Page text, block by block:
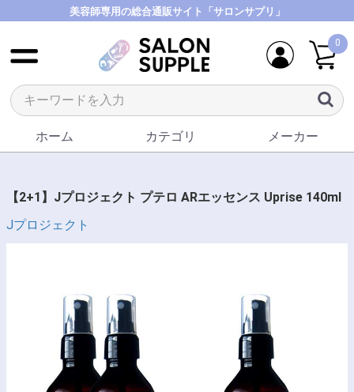
美容師専用の総合通販サイト「サロンサプリ」
0
ホーム カテゴリ メーカー
【2+1】Jプロジェクト プテロ ARエッセンス Uprise 140ml
Jプロジェクト